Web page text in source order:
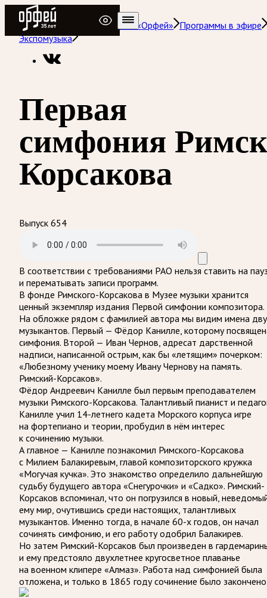
Радио Орфей
Радио классической музыки «Орфей» Программы в эфире
Экспомузыка
Первая
симфония
Корсакова
Выпуск 654
В соответствии с требованиями РАО нельзя ставить на
и перематывать записи программ.
В фонде Римского-Корсакова в Музее музыки хранится
ценный экземпляр издания Первой симфонии композитора.
На обложке рядом с фамилией автора мы видим имена
музыкантов. Первый — Фёдор Канилле, которому
симфония. Второй — Иван Чернов, адресат дарственной
надписи, написанной острым, как бы «летящим» почерком:
«Любезному ученику моему Ивану Чернову на память.
Римский-Корсаков».
Фёдор Андреевич Канилле был первым преподавателем
музыки Римского-Корсакова. Талантливый пианист и
Канилле учил 14-летнего кадета Морского корпуса игре
на фортепиано и теории, пробудил в нём интерес
к сочинению музыки.
А главное — Канилле познакомил Римского-Корсакова
с Милием Балакиревым, главой композиторского кружка
«Могучая кучка». Это знакомство определило дальнейшую
судьбу будущего автора «Снегурочки» и «Садко». Римский-
Корсаков вспоминал, что он погрузился в новый,
ему мир, очутившись среди настоящих, талантливых
музыкантов. Именно тогда, в начале 60-х годов, он начал
сочинять симфонию, и его работу одобрил Балакирев.
Но затем Римский-Корсаков был произведен в
и ему предстояло двухлетнее кругосветное плаванье
на военном клипере «Алмаз». Работа над симфонией была
отложена, и только в 1865 году сочинение было